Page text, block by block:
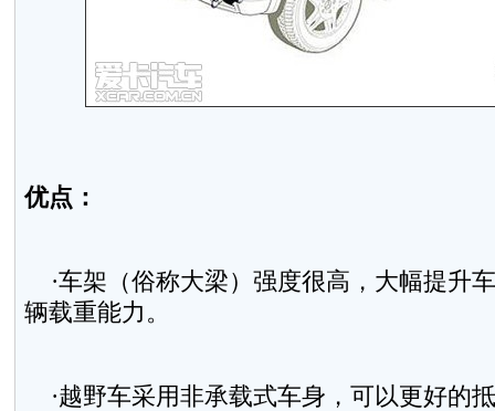
优点：
·车架（俗称大梁）强度很高，大幅提升
辆载重能力。
·越野车采用非承载式车身，可以更好的